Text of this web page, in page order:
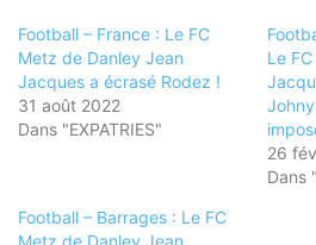
Football – France : Le FC
Metz de Danley Jean
Jacques a écrasé Rodez !
31 août 2022
Dans "EXPATRIES"
Le
26
Dans
Football – Barrages : Le FC
Metz de Danley Jean